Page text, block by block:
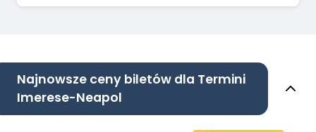
Najnowsze ceny biletów dla Termini
Imerese-Neapol